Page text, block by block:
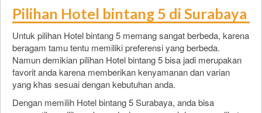
Pilihan Hotel bintang 5 di Surabaya
Untuk pilihan Hotel bintang 5 memang sangat berbeda, karena
beragam tamu tentu memiliki preferensi yang berbeda.
Namun demikian pilihan Hotel bintang 5 bisa jadi merupakan
favorit anda karena memberikan kenyamanan dan varian
yang khas sesuai dengan kebutuhan anda.
Dengan memilih Hotel bintang 5 Surabaya, anda bisa